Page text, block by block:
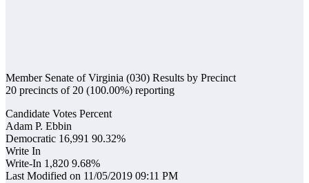
Member Senate of Virginia (030) Results by Precinct
20 precincts of 20 (100.00%) reporting
Candidate Votes Percent
Adam P. Ebbin
Democratic 16,991 90.32%
Write In
Write-In 1,820 9.68%
Last Modified on 11/05/2019 09:11 PM